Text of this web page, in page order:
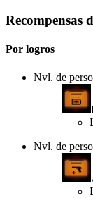
Recompensas
Por logros
Nvl. de
Nvl. de